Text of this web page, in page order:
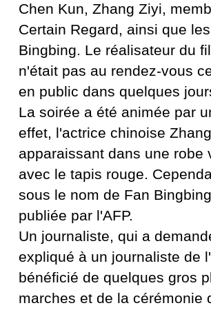
Chen Kun, Zhang Ziyi,
Certain Regard, ainsi que
Bingbing. Le réalisateur du
n'était pas au rendez-vous
en public dans quelques
La soirée a été animée par
effet, l'actrice chinoise
apparaissant dans une
avec le tapis rouge.
sous le nom de Fan
publiée par l'AFP.
Un journaliste, qui a
expliqué à un journaliste de
bénéficié de quelques gros
marches et de la cérémonie